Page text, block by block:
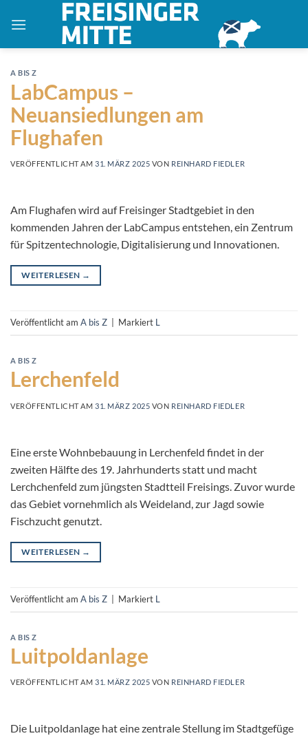
Inhalt
A BIS Z
LabCampus –
Neuansiedlungen am
Flughafen
VERÖFFENTLICHT AM31. MÄRZ 2025 VON REINHARD FIEDLER
Am Flughafen wird auf Freisinger Stadtgebiet in den
kommenden Jahren der LabCampus entstehen, ein Zentrum
für Spitzentechnologie, Digitalisierung und Innovationen.
WEITERLESEN →
Veröffentlicht am A bis Z Markiert L
A BIS Z
Lerchenfeld
VERÖFFENTLICHT AM31. MÄRZ 2025 VON REINHARD FIEDLER
Eine erste Wohnbebauung in Lerchenfeld findet in der
zweiten Hälfte des 19. Jahrhunderts statt und macht
Lerchchenfeld zum jüngsten Stadtteil Freisings. Zuvor wurde
das Gebiet vornehmlich als Weideland, zur Jagd sowie
Fischzucht genutzt.
WEITERLESEN →
Veröffentlicht am A bis Z Markiert L
A BIS Z
Luitpoldanlage
VERÖFFENTLICHT AM31. MÄRZ 2025 VON REINHARD FIEDLER
Die Luitpoldanlage hat eine zentrale Stellung im Stadtgefüge